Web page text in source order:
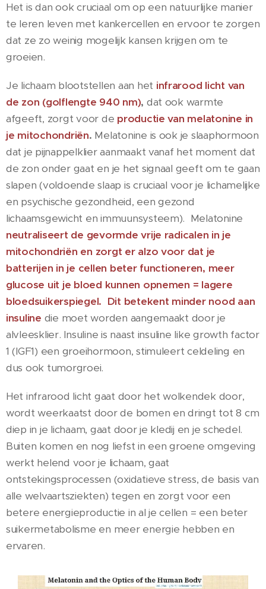
Het is dan ook cruciaal om op een natuurlijke manier
te leren leven met kankercellen en ervoor te zorgen
dat ze zo weinig mogelijk kansen krijgen om te
groeien.
Je lichaam blootstellen aan het infrarood licht van
de zon (golflengte 940 nm), dat ook warmte
afgeeft, zorgt voor de productie van melatonine in
je mitochondriën. Melatonine is ook je slaaphormoon
dat je pijnappelklier aanmaakt vanaf het moment dat
de zon onder gaat en je het signaal geeft om te gaan
slapen (voldoende slaap is cruciaal voor je lichamelijke
en psychische gezondheid, een gezond
lichaamsgewicht en immuunsysteem). Melatonine
neutraliseert de gevormde vrije radicalen in je
mitochondriën en zorgt er alzo voor dat je
batterijen in je cellen beter functioneren, meer
glucose uit je bloed kunnen opnemen = lagere
bloedsuikerspiegel. Dit betekent minder nood aan
insuline die moet worden aangemaakt door je
alvleesklier. Insuline is naast insuline like growth factor
1 (IGF1) een groeihormoon, stimuleert celdeling en
dus ook tumorgroei.
Het infrarood licht gaat door het wolkendek door,
wordt weerkaatst door de bomen en dringt tot 8 cm
diep in je lichaam, gaat door je kledij en je schedel.
Buiten komen en nog liefst in een groene omgeving
werkt helend voor je lichaam, gaat
ontstekingsprocessen (oxidatieve stress, de basis van
alle welvaartsziekten) tegen en zorgt voor een
betere energieproductie in al je cellen = een beter
suikermetabolisme en meer energie hebben en
ervaren.